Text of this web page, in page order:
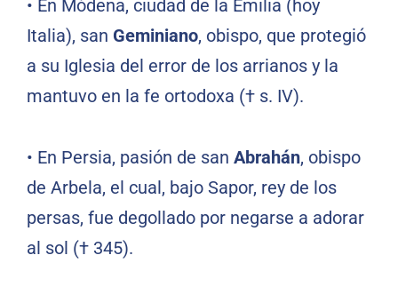
• En Módena, ciudad de la Emilia (hoy
Italia), san Geminiano, obispo, que protegió
a su Iglesia del error de los arrianos y la
mantuvo en la fe ortodoxa († s. IV).
• En Persia, pasión de san Abrahán, obispo
de Arbela, el cual, bajo Sapor, rey de los
persas, fue degollado por negarse a adorar
al sol († 345).